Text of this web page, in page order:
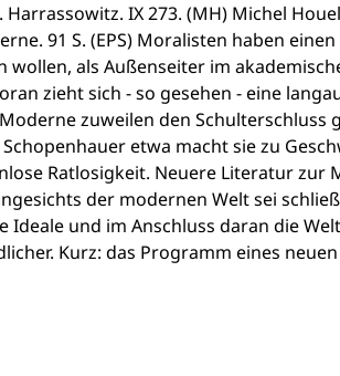
IX 273. (MH) Michel
91 S. (EPS) Moralisten haben
als Außenseiter im
zieht sich - so gesehen - eine
zuweilen den Schulterschluss
etwa macht sie zu
Ratlosigkeit. Neuere Literatur zur
der modernen Welt sei
Ideale und im Anschluss daran die
Kurz: das Programm eines neuen